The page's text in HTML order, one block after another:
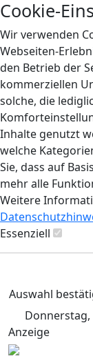
Cookie-
Wir verwenden
Webseiten-
den Betrieb der
kommerziellen
solche, die
Inhalte genutzt
welche
Sie, dass auf
mehr alle
Weitere
Essenziell
Auswahl
Donnerstag,
Anzeige